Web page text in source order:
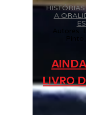
A
Autores:
LIVRO